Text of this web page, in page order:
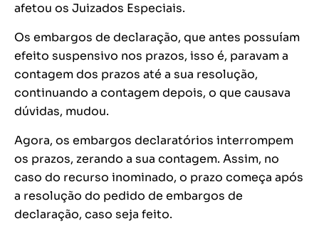
afetou os Juizados Especiais.
Os embargos de declaração, que antes possuíam
efeito suspensivo nos prazos, isso é, paravam a
contagem dos prazos até a sua resolução,
continuando a contagem depois, o que causava
dúvidas, mudou.
Agora, os embargos declaratórios interrompem
os prazos, zerando a sua contagem. Assim, no
caso do recurso inominado, o prazo começa após
a resolução do pedido de embargos de
declaração, caso seja feito.